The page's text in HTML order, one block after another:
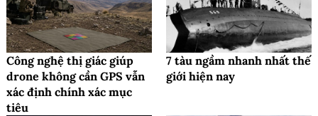
Công nghệ thị giác giúp
drone không cần GPS vẫn
xác định chính xác mục
tiêu
7 tàu ngầm nhanh nhất thế
giới hiện nay